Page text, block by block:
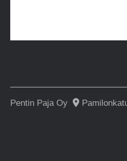
Pentin Paja Oy